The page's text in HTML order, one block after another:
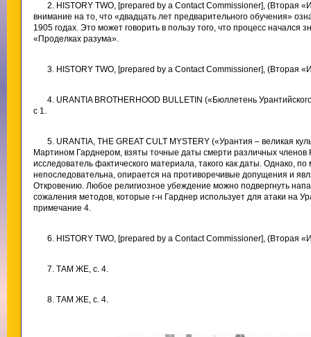
2. HISTORY TWO, [prepared by a Contact Commissioner], (Вторая
внимание на то, что «двадцать лет предварительного обучения»
1905 годах. Это может говорить в пользу того, что процесс
«Проделках разума».
3. HISTORY TWO, [prepared by a Contact Commissioner], (Вторая
4. URANTIA BROTHERHOOD BULLETIN («Бюллетень
с 1.
5. URANTIA, THE GREAT CULT MYSTERY («Урантия – великая
Мартином Гарднером, взяты точные даты смерти различных членов
исследователь фактического материала, такого как даты. Однако,
непоследовательна, опирается на противоречивые допущения и
Откровению. Любое религиозное убеждение можно подвергнуть
сожаления методов, которые г-н Гарднер использует для атаки на
примечание 4.
6. HISTORY TWO, [prepared by a Contact Commissioner], (Вторая
7. ТАМ ЖЕ, с. 4.
8. ТАМ ЖЕ, с. 4.